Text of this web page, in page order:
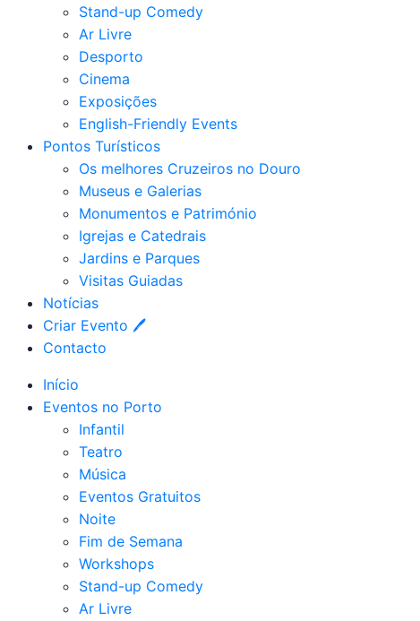
Stand-up Comedy
Ar Livre
Desporto
Cinema
Exposições
English-Friendly Events
Pontos Turísticos
Os melhores Cruzeiros no Douro​
Museus e Galerias
Monumentos e Património
Igrejas e Catedrais
Jardins e Parques
Visitas Guiadas
Notícias
Criar Evento 🖊
Contacto
Início
Eventos no Porto
Infantil
Teatro
Música
Eventos Gratuitos
Noite
Fim de Semana
Workshops
Stand-up Comedy
Ar Livre